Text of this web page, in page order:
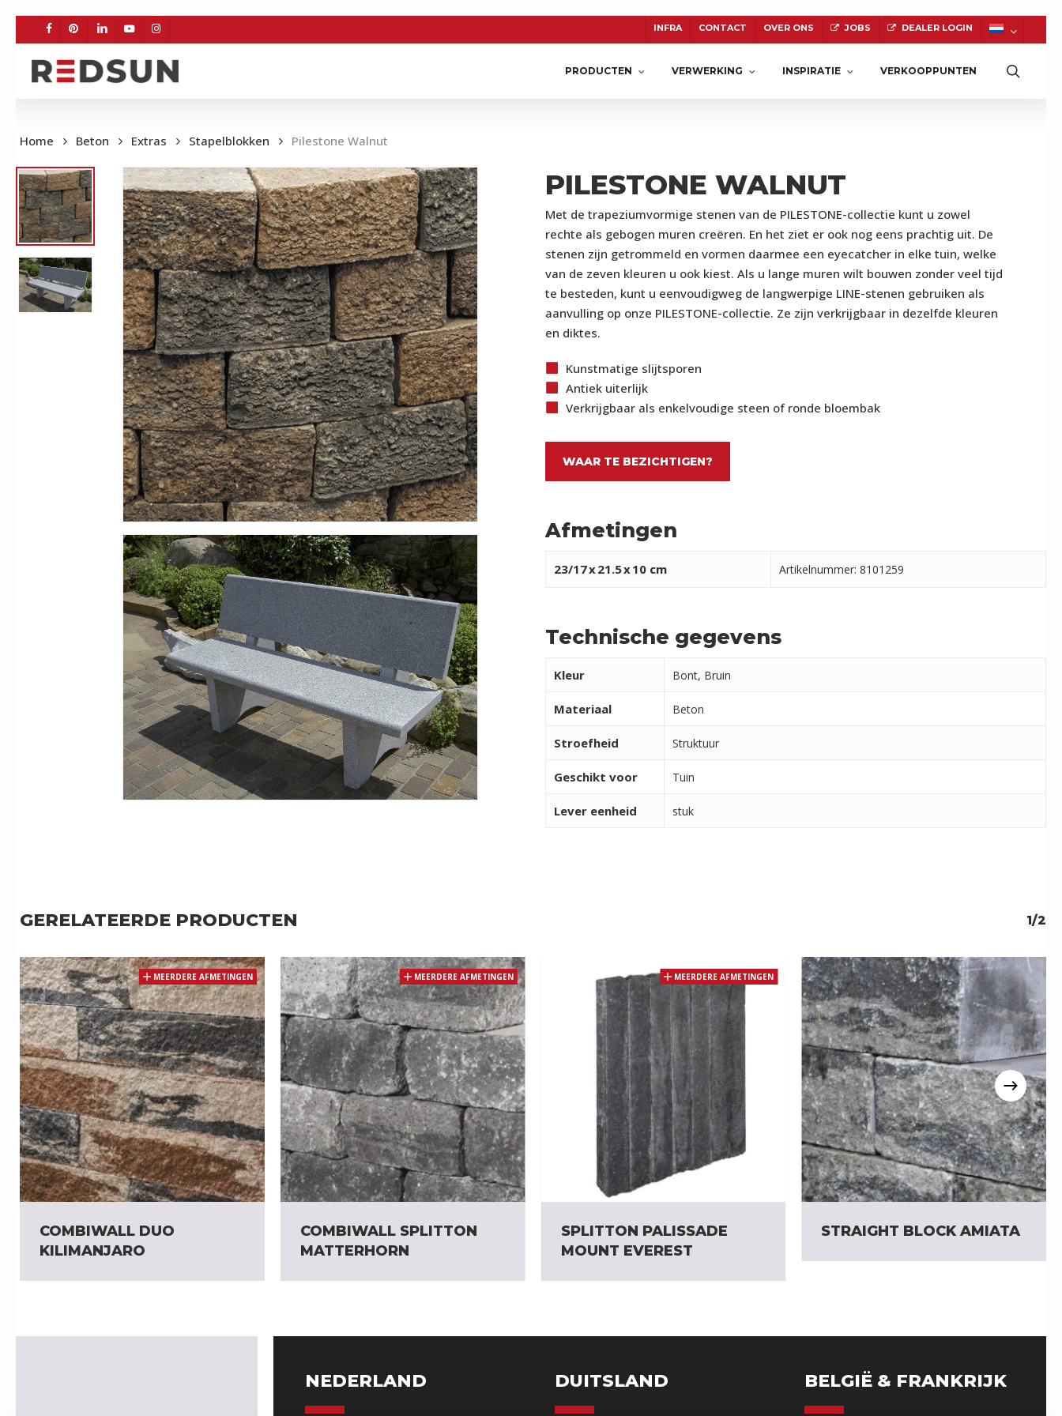
main
content
FACEBOOKPINTEREST
LINKEDINYOUTUBEINSTAGRAM
INFRA CONTACT OVER ONS JOBS DEALER LOGIN
PRODUCTEN
BETON CERASUN KERAMIEK NATUURSTEEN
VERWERKING INSPIRATIE VERKOOPPUNTEN
Home Beton Extras Stapelblokken Pilestone Walnut
PILESTONE WALNUT
Met de trapeziumvormige stenen van de PILESTONE-collectie kunt u zowel
rechte als gebogen muren creëren. En het ziet er ook nog eens prachtig uit. De
stenen zijn getrommeld en vormen daarmee een eyecatcher in elke tuin, welke
van de zeven kleuren u ook kiest. Als u lange muren wilt bouwen zonder veel tijd
te besteden, kunt u eenvoudigweg de langwerpige LINE-stenen gebruiken als
aanvulling op onze PILESTONE-collectie. Ze zijn verkrijgbaar in dezelfde kleuren
en diktes.
Kunstmatige slijtsporen
Antiek uiterlijk
Verkrijgbaar als enkelvoudige steen of ronde bloembak
WAAR TE BEZICHTIGEN?
Afmetingen
23/17x21.5x10 cm Artikelnummer: 8101259
Technische gegevens
Kleur Bont, Bruin
Materiaal Beton
Stroefheid Struktuur
Geschikt voor Tuin
Lever eenheid stuk
GERELATEERDE PRODUCTEN 1/2
COMBIWALL DUO
KILIMANJARO
MEERDERE AFMETINGEN
COMBIWALL SPLITTON
MATTERHORN
MEERDERE AFMETINGEN
SPLITTON PALISSADE
MOUNT EVEREST
MEERDERE AFMETINGEN
STRAIGHT BLOCK AMIATA
NEDERLAND DUITSLAND BELGIË & FRANKRIJK